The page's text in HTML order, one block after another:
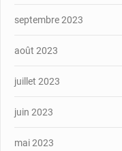
septembre 2023
août 2023
juillet 2023
juin 2023
mai 2023